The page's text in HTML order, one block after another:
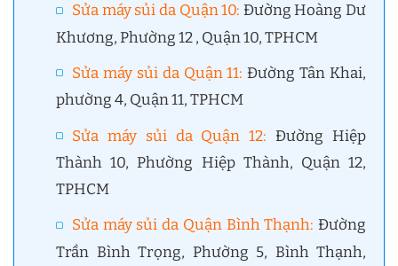
Sửa máy sủi da Quận 10: Đường Hoàng Dư
Khương, Phường 12 , Quận 10, TPHCM
Sửa máy sủi da Quận 11: Đường Tân Khai,
phường 4, Quận 11, TPHCM
Sửa máy sủi da Quận 12: Đường Hiệp
Thành 10, Phường Hiệp Thành, Quận 12,
TPHCM
Sửa máy sủi da Quận Bình Thạnh: Đường
Trần Bình Trọng, Phường 5, Bình Thạnh,